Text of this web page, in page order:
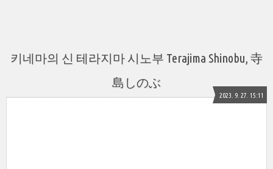
키네마의 신 테라지마 시노부 Terajima Shinobu, 寺
島しのぶ
2023. 9. 27. 15:11